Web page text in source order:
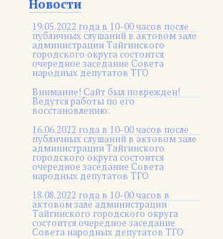
Новости
19.05.2022 года в 10-00 часов после
публичных слушаний в актовом зале
администрации Тайгинского
городского округа состоится
очередное заседание Совета
народных депутатов ТГО
Внимание! Сайт был поврежден!
Ведутся работы по его
восстановлению.
16.06.2022 года в 10-00 часов после
публичных слушаний в актовом зале
администрации Тайгинского
городского округа состоится
очередное заседание Совета
народных депутатов ТГО
18.08.2022 года в 10-00 часов в
актовом зале администрации
Тайгинского городского округа
состоится очередное заседание
Совета народных депутатов ТГО